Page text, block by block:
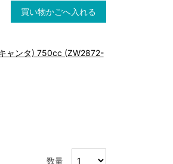
買い物かごへ入れる
ャンタ) 750cc (ZW2872-
数量